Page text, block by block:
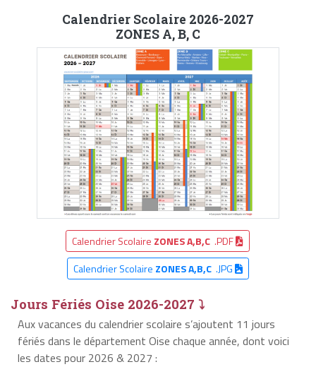
Calendrier Scolaire 2026-2027
ZONES A, B, C
Calendrier Scolaire ZONES A,B,C .PDF
Calendrier Scolaire ZONES A,B,C.JPG
Jours Fériés Oise 2026-2027 ⤵
Aux vacances du calendrier scolaire s’ajoutent 11 jours
fériés dans le département Oise chaque année, dont voici
les dates pour 2026 & 2027 :